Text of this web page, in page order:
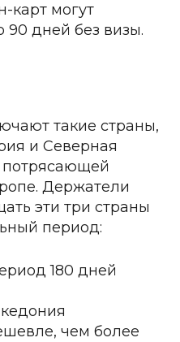
карт могут
90 дней без визы.
такие страны,
и Северная
Держатели
эти три страны
период:
180 дней
чем более